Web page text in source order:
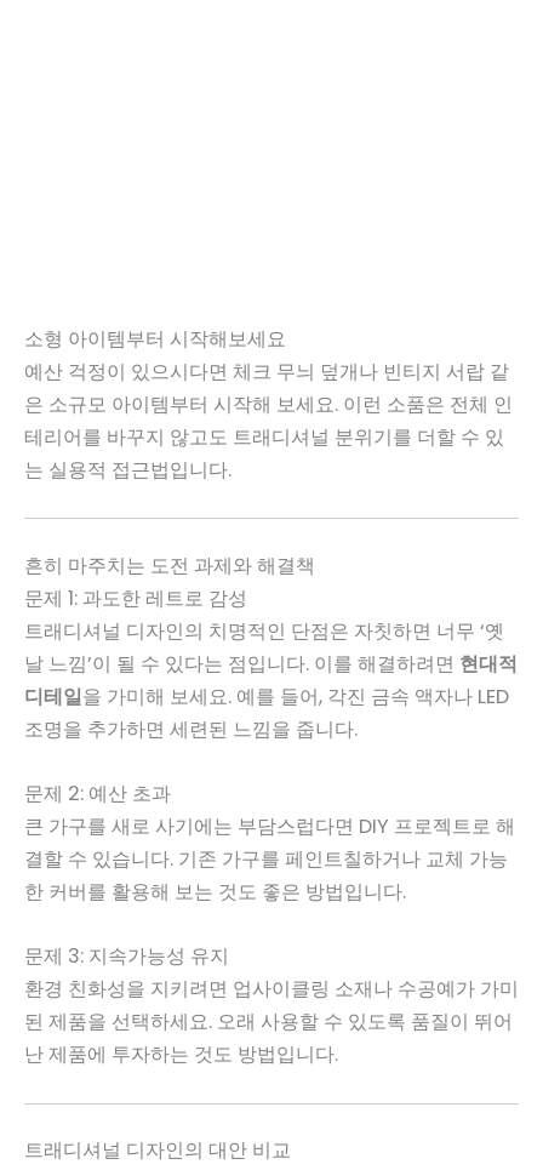
소형 아이템부터 시작해보세요
예산 걱정이 있으시다면 체크 무늬 덮개나 빈티지 서랍 같
은 소규모 아이템부터 시작해 보세요. 이런 소품은 전체 인
테리어를 바꾸지 않고도 트래디셔널 분위기를 더할 수 있
는 실용적 접근법입니다.
흔히 마주치는 도전 과제와 해결책
문제 1: 과도한 레트로 감성
트래디셔널 디자인의 치명적인 단점은 자칫하면 너무 ‘옛
날 느낌’이 될 수 있다는 점입니다. 이를 해결하려면 현대적
디테일을 가미해 보세요. 예를 들어, 각진 금속 액자나 LED
조명을 추가하면 세련된 느낌을 줍니다.
문제 2: 예산 초과
큰 가구를 새로 사기에는 부담스럽다면 DIY 프로젝트로 해
결할 수 있습니다. 기존 가구를 페인트칠하거나 교체 가능
한 커버를 활용해 보는 것도 좋은 방법입니다.
문제 3: 지속가능성 유지
환경 친화성을 지키려면 업사이클링 소재나 수공예가 가미
된 제품을 선택하세요. 오래 사용할 수 있도록 품질이 뛰어
난 제품에 투자하는 것도 방법입니다.
트래디셔널 디자인의 대안 비교